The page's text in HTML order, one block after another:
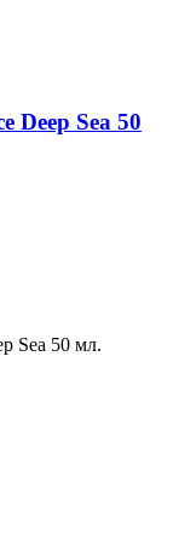
Deep Sea 50
Sea 50 мл.